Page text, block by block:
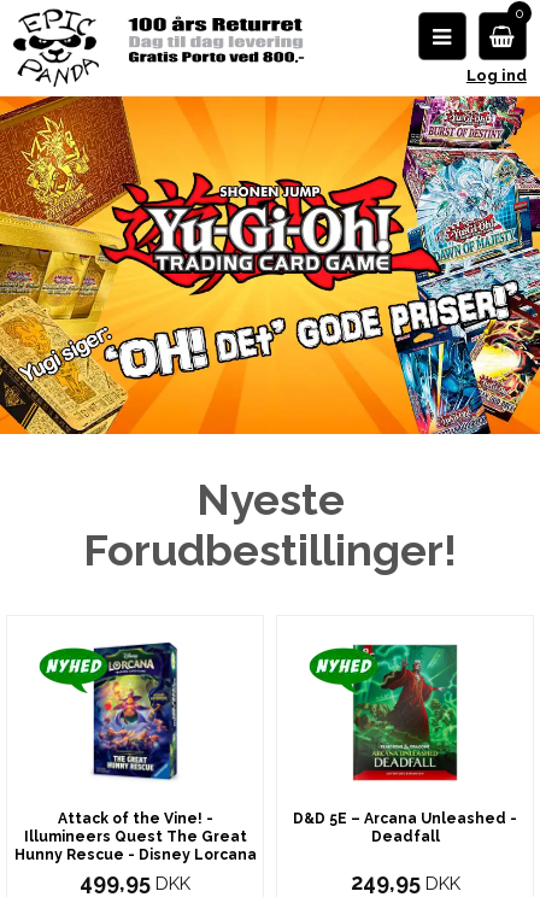
0
Log ind
Nyeste
Forudbestillinger!
Attack of the Vine! -
Illumineers Quest The Great
Hunny Rescue - Disney Lorcana
499,95 DKK
D&D 5E – Arcana Unleashed -
Deadfall
249,95 DKK